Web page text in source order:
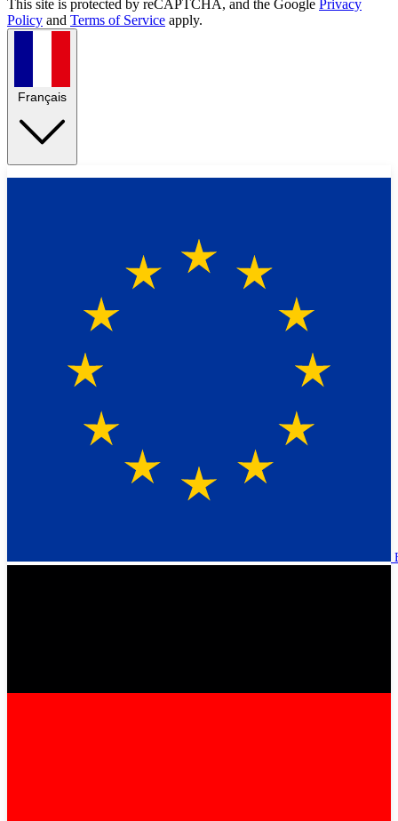
This site is protected by reCAPTCHA, and the Google Privacy
Policy and Terms of Service apply.
Français